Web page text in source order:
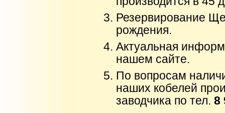
Резервирование
рождения.
Актуальная
нашем сайте.
По вопросам
наших кобелей
заводчика по тел. 8